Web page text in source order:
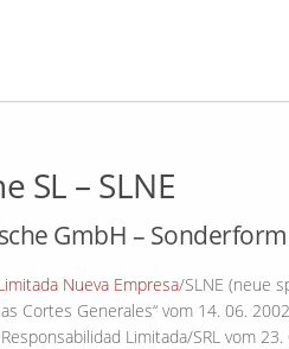
SL – SLNE
GmbH –
Nueva Empresa/SLNE (neue
Cortes Generales“ vom 14. 06.
Limitada/SRL vom